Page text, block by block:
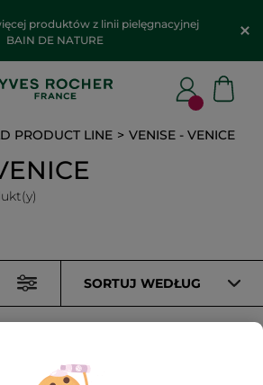
produktów z linii pielęgnacyjnej
BAIN DE NATURE
PRODUCT LINE VENISE - VENICE
SORTUJ WEDŁUG